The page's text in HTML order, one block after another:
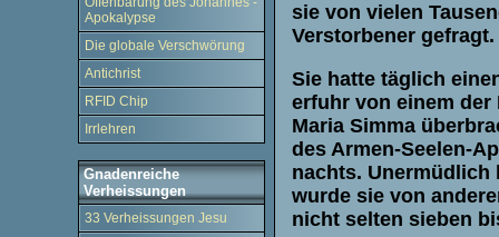
Apokalypse
Die globale Verschwörung
Antichrist
RFID Chip
Irrlehren
Gnadenreiche
Verheissungen
33 Verheissungen Jesu
sie von vielen
Verstorbener gefragt.
Sie hatte täglich
erfuhr von einem der
Maria Simma
des Armen-Seelen-
nachts. Unermüdlich
wurde sie von
nicht selten sieben